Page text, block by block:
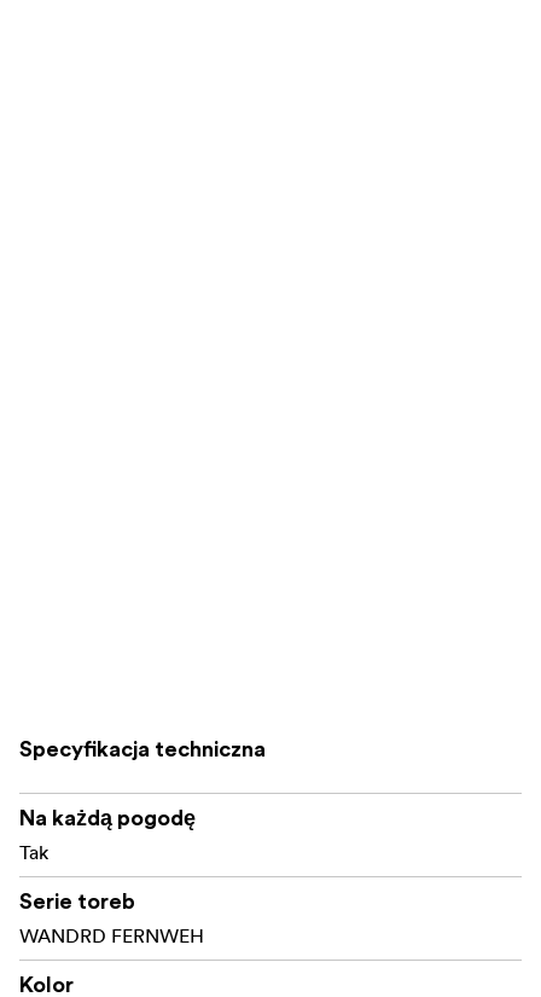
Specyfikacja techniczna
Na każdą pogodę
Tak
Serie toreb
WANDRD FERNWEH
Kolor